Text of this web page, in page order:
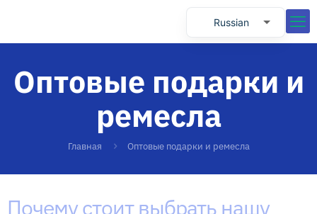
Оптовые подарки и
ремесла
Главная Оптовые подарки и ремесла
Почему стоит выбрать нашу
Russian
English
Portuguese